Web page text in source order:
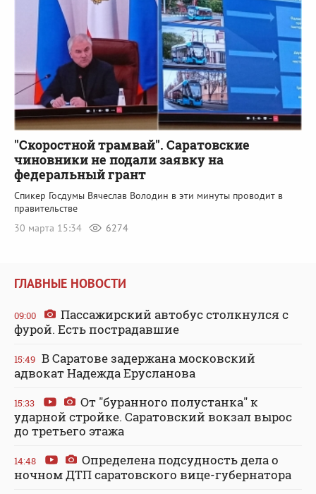
"Скоростной трамвай". Саратовские
чиновники не подали заявку на
федеральный грант
Спикер Госдумы Вячеслав Володин в эти минуты проводит в
правительстве
30 марта 15:34
6274
ГЛАВНЫЕ НОВОСТИ
09:00
Пассажирский автобус столкнулся с
фурой. Есть пострадавшие
15:49 В Саратове задержана московский
адвокат Надежда Ерусланова
15:33
От "буранного полустанка" к
ударной стройке. Саратовский вокзал вырос
до третьего этажа
14:48
Определена подсудность дела о
ночном ДТП саратовского вице-губернатора